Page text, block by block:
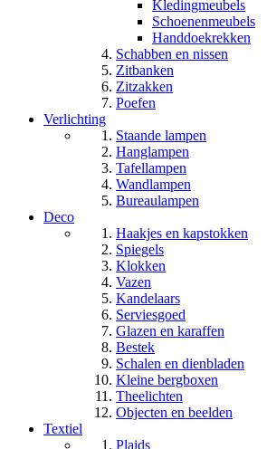
Kledingmeubels
Schoenenmeubels
Handdoekrekken
Schabben en nissen
Zitbanken
Zitzakken
Poefen
Verlichting
Staande lampen
Hanglampen
Tafellampen
Wandlampen
Bureaulampen
Deco
Haakjes en kapstokken
Spiegels
Klokken
Vazen
Kandelaars
Serviesgoed
Glazen en karaffen
Bestek
Schalen en dienbladen
Kleine bergboxen
Theelichten
Objecten en beelden
Textiel
Plaids